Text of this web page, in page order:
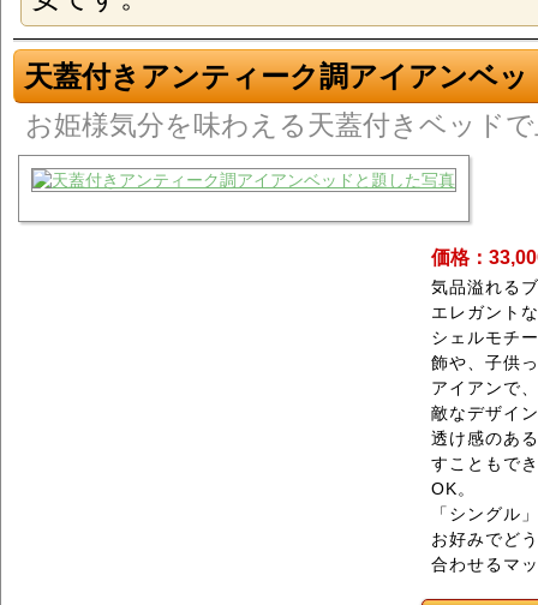
天蓋付きアンティーク調アイアンベッ
お姫様気分を味わえる天蓋付きベッド
価格：
気品溢れる
エレガント
シェルモチ
飾や、子供
アイアンで
敵なデザイ
透け感のあ
すこともで
OK。
「シングル
お好みでど
合わせるマ